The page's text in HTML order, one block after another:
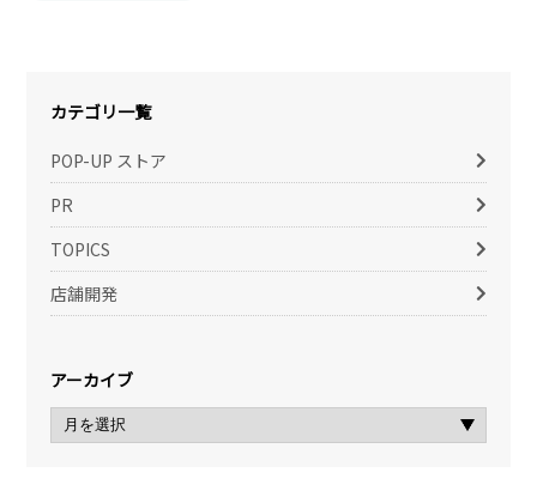
カテゴリ一覧
POP-UP ストア
PR
TOPICS
店舗開発
アーカイブ